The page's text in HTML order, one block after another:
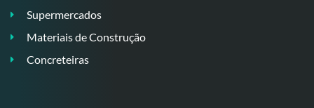
Supermercados
Materiais de Construção
Concreteiras